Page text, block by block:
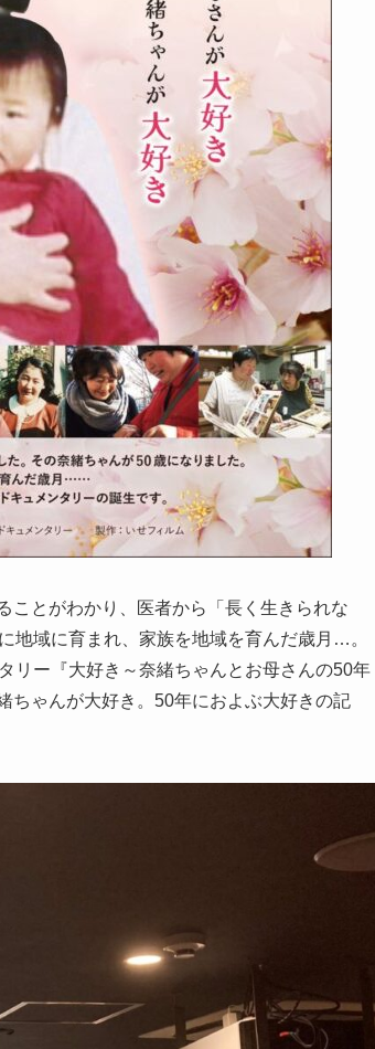
ことがわかり、医者から「長く生きられな
地域に育まれ、家族を地域を育んだ歳月…。
リー『大好き～奈緒ちゃんとお母さんの50年
ちゃんが大好き。50年におよぶ大好きの記